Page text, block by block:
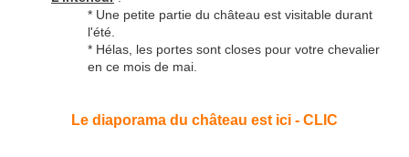
* Une petite partie du château est visitable durant
l'été.
* Hélas, les portes sont closes pour votre chevalier
en ce mois de mai.
Le diaporama du château est ici - CLIC